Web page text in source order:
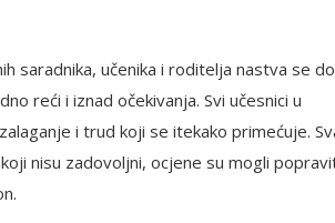
saradnika, učenika i roditelja nastva se do
reći i iznad očekivanja. Svi učesnici u
i trud koji se itekako primećuje.
nisu zadovoljni, ocjene su mogli